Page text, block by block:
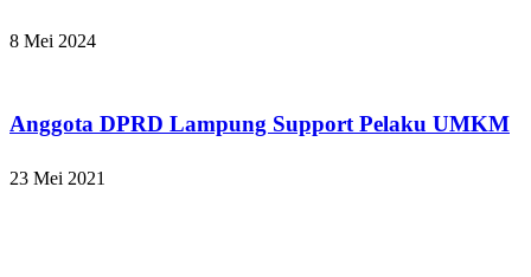
8 Mei 2024
Anggota DPRD Lampung Support Pelaku UMKM
23 Mei 2021